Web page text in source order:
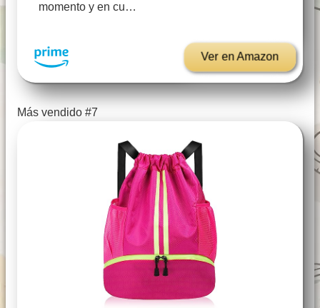
momento y en cu…
Ver en Amazon
Más vendido #7